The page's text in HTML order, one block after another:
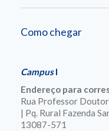
Como chegar
CampusI
Endereço para
Rua Professor
| Pq. Rural Fazenda
13087-571